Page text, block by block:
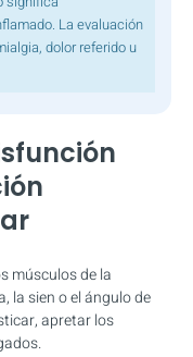
La evaluación
dolor referido u
músculos de la
la sien o el ángulo de
apretar los